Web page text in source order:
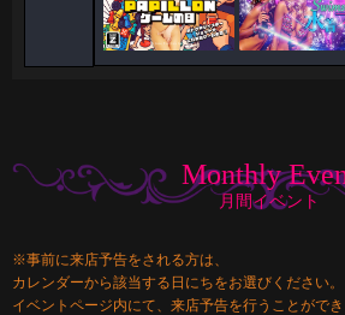
Monthly
月間イベント
※事前に来店予告をされる方は、
カレンダーから該当する日にちをお選びください。
イベントページ内にて、来店予告を行うことができ